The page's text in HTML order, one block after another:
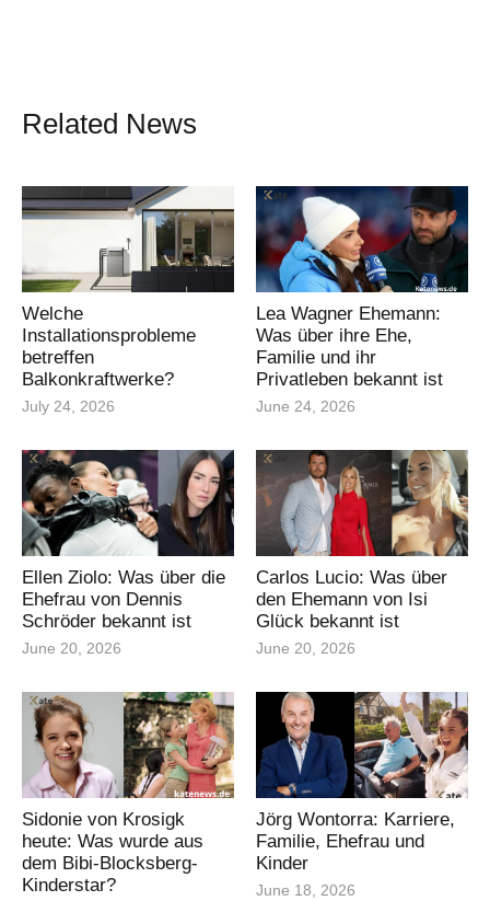
Related News
Welche
Installationsprobleme
betreffen
Balkonkraftwerke?
July 24, 2026
Lea Wagner Ehemann:
Was über ihre Ehe,
Familie und ihr
Privatleben bekannt ist
June 24, 2026
Ellen Ziolo: Was über die
Ehefrau von Dennis
Schröder bekannt ist
June 20, 2026
Carlos Lucio: Was über
den Ehemann von Isi
Glück bekannt ist
June 20, 2026
Sidonie von Krosigk
heute: Was wurde aus
dem Bibi-Blocksberg-
Kinderstar?
Jörg Wontorra: Karriere,
Familie, Ehefrau und
Kinder
June 18, 2026